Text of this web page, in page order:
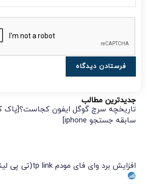
جدیدترین مطالب
تاریخچه سرچ گوگل ایفون کجاست؟[پاک
سابقه جستجو iphone]
افزایش برد وای فای مودم tp link(تی پی لینک)